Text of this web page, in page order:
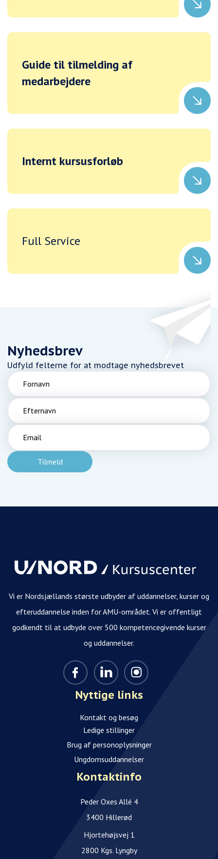
Guide til tilmelding af
medarbejdere
Internt kursusforløb
Full Service
Nyhedsbrev
Udfyld felterne for at modtage nyhedsbrevet
Fornavn
Efternavn
Email
Vi er Nordsjællands største udbyder af uddannelser, kurser og
efteruddannelse inden for AMU-området. Vi er offentligt
godkendt til at udbyde over 500 kompetencegivende kurser
og uddannelser.
Nyttige links
Kontakt og besøg
Ledige stillinger
Brug af personoplysninger
Ungdomsuddannelser
Kontaktinfo
Peder Oxes Allé 4
3400 Hillerød
Hjortehøjsvej 1
2800 Kgs. Lyngby